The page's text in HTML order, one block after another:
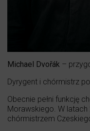
Michael Dvořák –
Dyrygent i chórmistrz
Obecnie pełni funkcję
Morawskiego. W
chórmistrzem